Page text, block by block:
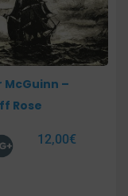
McGuinn –
Rose
12,00€